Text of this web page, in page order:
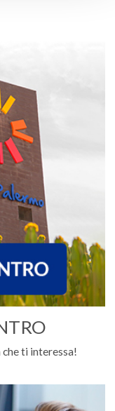
ti interessa!